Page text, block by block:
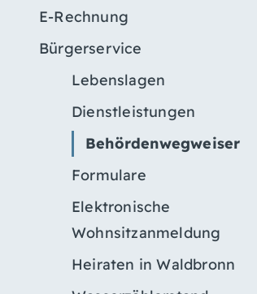
E-Rechnung
Bürgerservice
Lebenslagen
Dienstleistungen
Behördenwegweiser
Formulare
Elektronische
Wohnsitzanmeldung
Heiraten in Waldbronn